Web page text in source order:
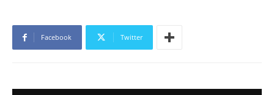
Facebook Twitter